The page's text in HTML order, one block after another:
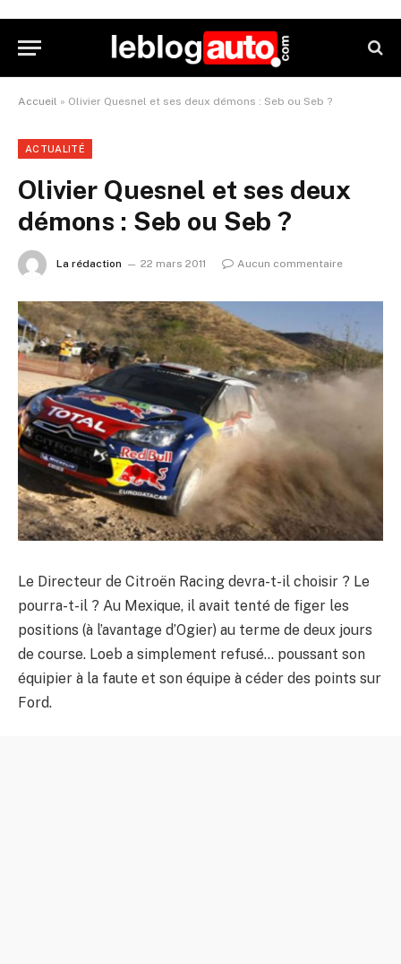
Accueil » Olivier Quesnel et ses deux démons : Seb ou Seb ?
ACTUALITÉ
Olivier Quesnel et ses deux
démons : Seb ou Seb ?
La rédaction 22 mars 2011 Aucun commentaire
Le Directeur de Citroën Racing devra-t-il choisir ? Le
pourra-t-il ? Au Mexique, il avait tenté de figer les
positions (à l’avantage d’Ogier) au terme de deux jours
de course. Loeb a simplement refusé… poussant son
équipier à la faute et son équipe à céder des points sur
Ford.